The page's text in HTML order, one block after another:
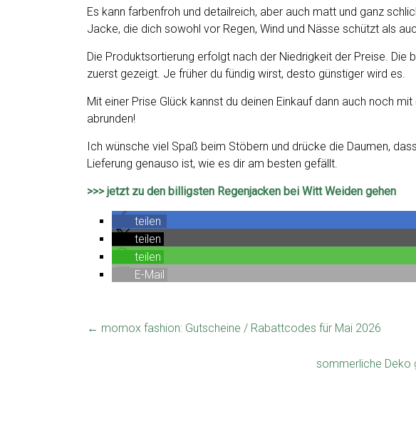
Es kann farbenfroh und detailreich, aber auch matt und ganz
Jacke, die dich sowohl vor Regen, Wind und Nässe schützt als
Die Produktsortierung erfolgt nach der Niedrigkeit der Preise. Die
zuerst gezeigt. Je früher du fündig wirst, desto günstiger wird es.
Mit einer Prise Glück kannst du deinen Einkauf dann auch noch mit
abrunden!
Ich wünsche viel Spaß beim Stöbern und drücke die Daumen,
Lieferung genauso ist, wie es dir am besten gefällt.
>>> jetzt zu den billigsten Regenjacken bei Witt Weiden gehen
teilen
teilen
teilen
E-Mail
← momox fashion: Gutscheine / Rabattcodes für Mai 2026
sommerliche Deko